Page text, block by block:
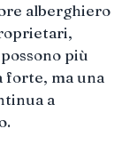
alberghiero
più
forte, ma una
a